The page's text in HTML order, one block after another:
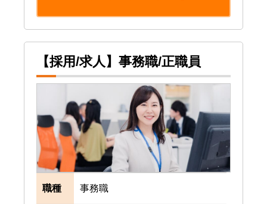
【採用/求人】事務職/正職員
職種 事務職